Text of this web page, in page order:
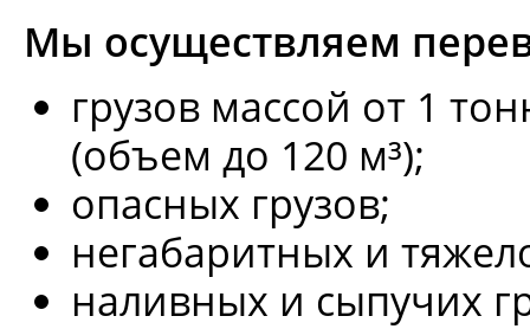
Мы осуществляем
грузов массой от 1
(объем до 120 м³);
опасных грузов;
негабаритных и
наливных и сыпучих